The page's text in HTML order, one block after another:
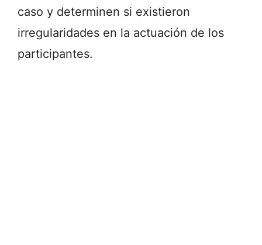
caso y determinen si existieron
irregularidades en la actuación de los
participantes.